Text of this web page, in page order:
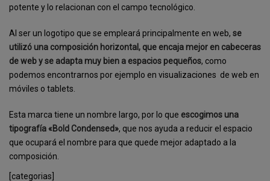
potente y lo relacionan con el campo tecnológico.
Al ser un logotipo que se empleará principalmente en web, se
utilizó una composición horizontal, que encaja mejor en cabeceras
de web y se adapta muy bien a espacios pequeños, como
podemos encontrarnos por ejemplo en visualizaciones de web en
móviles o tablets.
Esta marca tiene un nombre largo, por lo que escogimos una
tipografía «Bold Condensed», que nos ayuda a reducir el espacio
que ocupará el nombre para que quede mejor adaptado a la
composición.
[categorias]